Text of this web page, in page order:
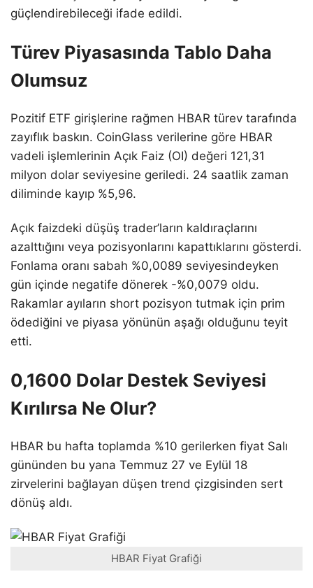
güçlendirebileceği ifade edildi.
Türev Piyasasında Tablo Daha
Olumsuz
Pozitif ETF girişlerine rağmen HBAR türev tarafında
zayıflık baskın. CoinGlass verilerine göre HBAR
vadeli işlemlerinin Açık Faiz (OI) değeri 121,31
milyon dolar seviyesine geriledi. 24 saatlik zaman
diliminde kayıp %5,96.
Açık faizdeki düşüş trader’ların kaldıraçlarını
azalttığını veya pozisyonlarını kapattıklarını gösterdi.
Fonlama oranı sabah %0,0089 seviyesindeyken
gün içinde negatife dönerek -%0,0079 oldu.
Rakamlar ayıların short pozisyon tutmak için prim
ödediğini ve piyasa yönünün aşağı olduğunu teyit
etti.
0,1600 Dolar Destek Seviyesi
Kırılırsa Ne Olur?
HBAR bu hafta toplamda %10 gerilerken fiyat Salı
gününden bu yana Temmuz 27 ve Eylül 18
zirvelerini bağlayan düşen trend çizgisinden sert
dönüş aldı.
HBAR Fiyat Grafiği